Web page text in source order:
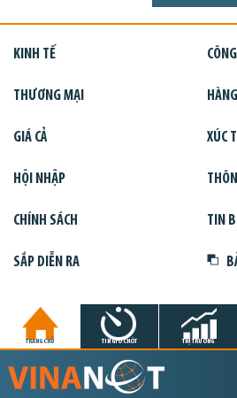
KINH TẾ
THƯƠNG MẠI
GIÁ CẢ XÚC
HỘI NHẬP
CHÍNH SÁCH TIN
SẮP DIỄN RA
TRANG CHỦ TIN GIỜ CHÓT THỊ TRƯỜNG